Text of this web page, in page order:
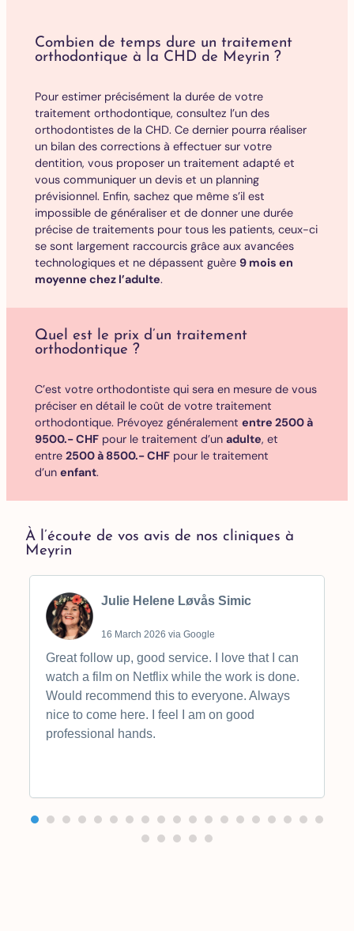
Combien de temps dure un traitement
orthodontique à la CHD de Meyrin ?
Pour estimer précisément la durée de votre
traitement orthodontique, consultez l’un des
orthodontistes de la CHD. Ce dernier pourra réaliser
un bilan des corrections à effectuer sur votre
dentition, vous proposer un traitement adapté et
vous communiquer un devis et un planning
prévisionnel. Enfin, sachez que même s’il est
impossible de généraliser et de donner une durée
précise de traitements pour tous les patients, ceux-ci
se sont largement raccourcis grâce aux avancées
technologiques et ne dépassent guère 9 mois en
moyenne chez l’adulte.
Quel est le prix d’un traitement
orthodontique ?
C’est votre orthodontiste qui sera en mesure de vous
préciser en détail le coût de votre traitement
orthodontique. Prévoyez généralement entre 2500 à
9500.- CHF pour le traitement d’un adulte, et
entre 2500 à 8500.- CHF pour le traitement
d’un enfant.
À l’écoute de vos avis de nos cliniques à
Meyrin
Julie Helene Løvås Simic
16 March 2026 via Google
Great follow up, good service. I love that I can
watch a film on Netflix while the work is done.
Would recommend this to everyone. Always
nice to come here. I feel I am on good
professional hands.